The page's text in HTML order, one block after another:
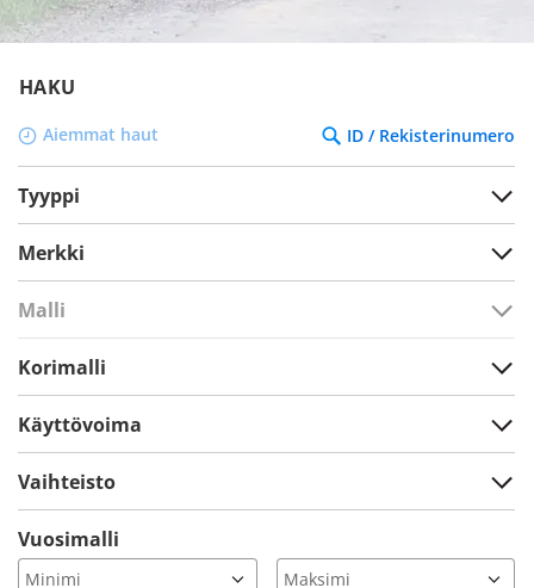
HAKU
Aiemmat haut ID / Rekisterinumero
Tyyppi
Merkki
Malli
Korimalli
Käyttövoima
Vaihteisto
Vuosimalli